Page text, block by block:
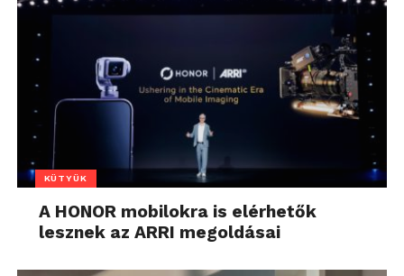
KÜTYÜK
A HONOR mobilokra is elérhetők
lesznek az ARRI megoldásai